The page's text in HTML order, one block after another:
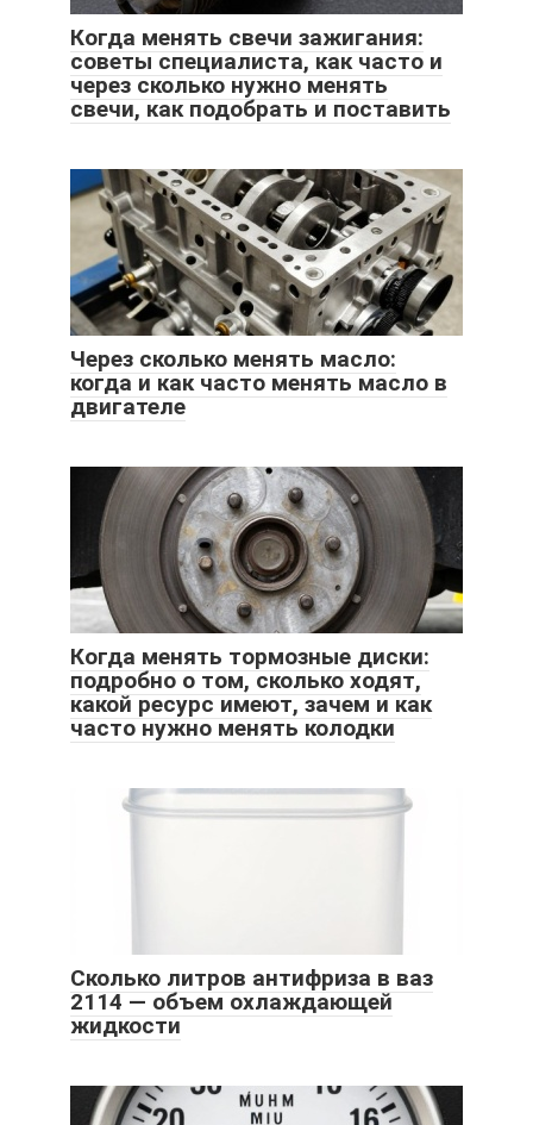
Когда менять свечи зажигания:
советы специалиста, как часто и
через сколько нужно менять
свечи, как подобрать и поставить
Через сколько менять масло:
когда и как часто менять масло в
двигателе
Когда менять тормозные диски:
подробно о том, сколько ходят,
какой ресурс имеют, зачем и как
часто нужно менять колодки
Сколько литров антифриза в ваз
2114 — объем охлаждающей
жидкости